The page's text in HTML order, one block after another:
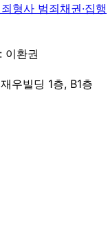
형사 범죄채권·집행
이환권
우빌딩 1층, B1층